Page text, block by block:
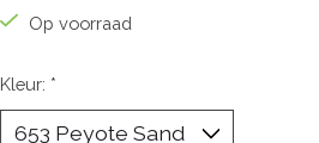
Op voorraad
Kleur: *